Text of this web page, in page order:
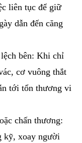
liên tục để giữ
dẫn đến căng
bên: Khi chỉ
cơ vuông thắt
tới tổn thương vi
chấn thương:
kỹ, xoay người